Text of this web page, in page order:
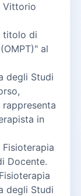
Vittorio
titolo di
al
degli Studi
in
Docente.
degli Studi